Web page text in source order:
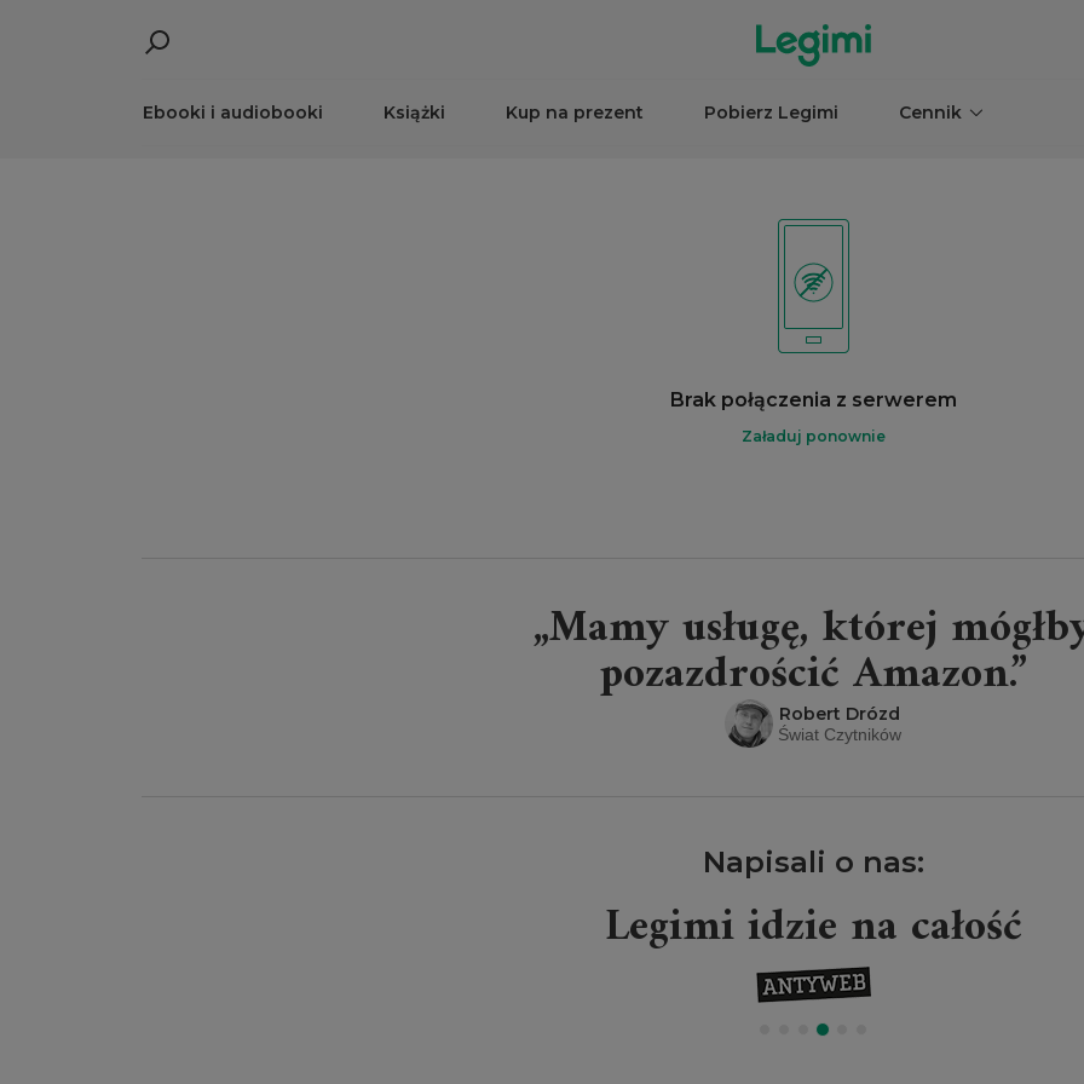
Ebooki i audiobooki Książki Kup na prezent Pobierz Legimi Cennik
Brak połączenia z serwerem
Załaduj ponownie
„Mamy usługę, której
pozazdrościć Amazon.”
Robert Drózd
Świat Czytników
Napisali o nas:
Legimi idzie na całość